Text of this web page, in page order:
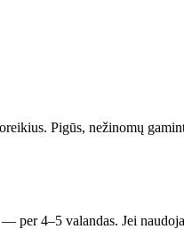
Pigūs, nežinomų
per 4–5 valandas. Jei